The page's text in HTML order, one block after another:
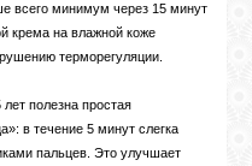
всего минимум через 15 минут
крема на влажной коже
терморегуляции.
полезна простая
в течение 5 минут слегка
пальцев. Это улучшает